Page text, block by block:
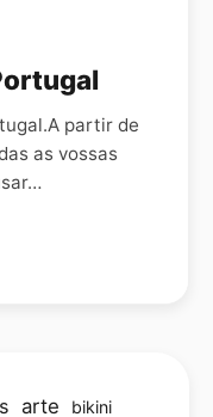
partir de
as vossas
arte bikini